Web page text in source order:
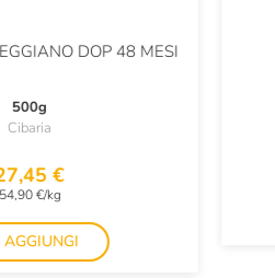
DOP 48 MESI
500g
Cibaria
€
54,90 €/kg
AGGIUNGI